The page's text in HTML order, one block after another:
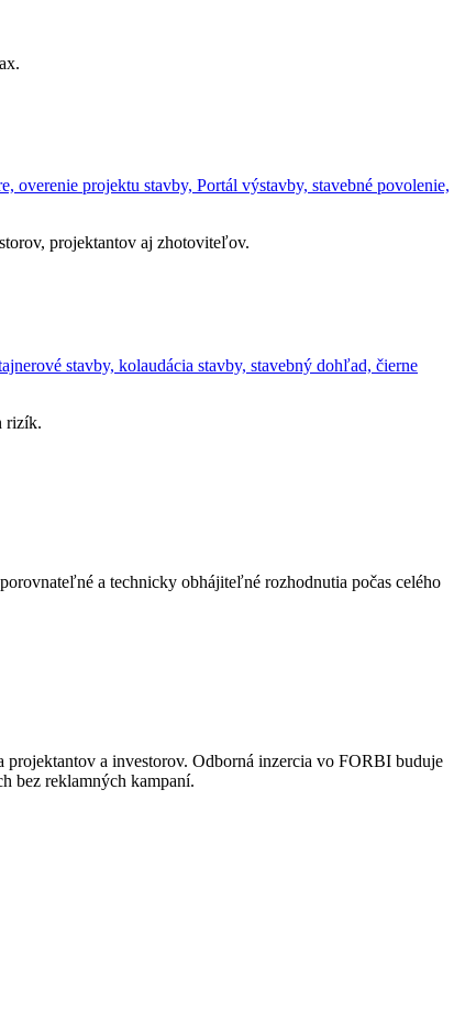
overenie projektu stavby, Portál výstavby, stavebné povolenie,
projektantov aj zhotoviteľov.
stavby, kolaudácia stavby, stavebný dohľad, čierne
rizík.
a technicky obhájiteľné rozhodnutia počas celého
projektantov a investorov. Odborná inzercia vo FORBI buduje
bez reklamných kampaní.